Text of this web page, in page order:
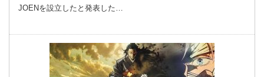
JOENを設立したと発表した…